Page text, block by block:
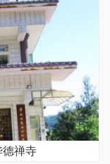
德禅寺